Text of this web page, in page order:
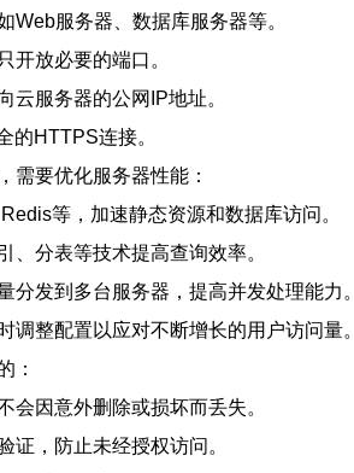
Web服务器、数据库服务器等。
开放必要的端口。
云服务器的公网IP地址。
的HTTPS连接。
需要优化服务器性能：
等，加速静态资源和数据库访问。
、分表等技术提高查询效率。
分发到多台服务器，提高并发处理能力。
调整配置以应对不断增长的用户访问量。
：
会因意外删除或损坏而丢失。
证，防止未经授权访问。